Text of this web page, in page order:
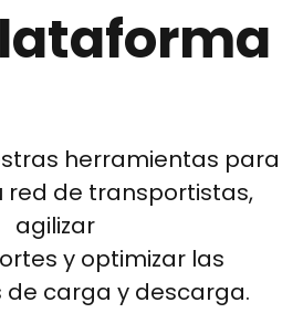
herramientas para
red de transportistas,
agilizar
y optimizar las
de carga y descarga.